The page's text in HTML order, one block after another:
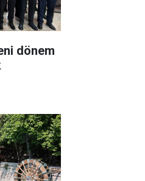
dönem